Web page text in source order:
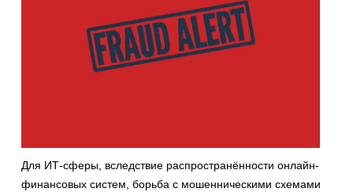
Для ИТ-сферы, вследствие распространённости онлайн-
финансовых систем, борьба с мошенническими схемами